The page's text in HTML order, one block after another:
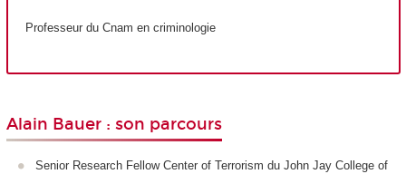
Professeur du Cnam en criminologie
Alain Bauer : son parcours
Senior Research Fellow Center of Terrorism du John Jay College of